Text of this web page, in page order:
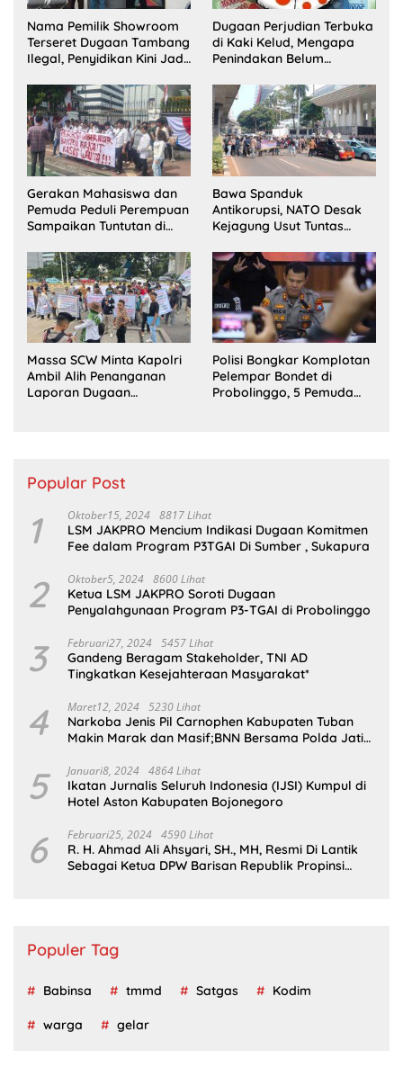
Nama Pemilik Showroom
Terseret Dugaan Tambang
Ilegal, Penyidikan Kini Jadi
Dugaan Perjudian Terbuka
di Kaki Kelud, Mengapa
Penindakan Belum
Gerakan Mahasiswa dan
Pemuda Peduli Perempuan
Sampaikan Tuntutan di
Bawa Spanduk
Antikorupsi, NATO Desak
Kejagung Usut Tuntas
Massa SCW Minta Kapolri
Ambil Alih Penanganan
Laporan Dugaan
Polisi Bongkar Komplotan
Pelempar Bondet di
Probolinggo, 5 Pemuda
Popular Post
1 Oktober15, 2024 8817 Lihat
LSM JAKPRO Mencium Indikasi Dugaan Komitmen
Fee dalam Program P3TGAI Di Sumber , Sukapura
2 Oktober5, 2024 8600 Lihat
Ketua LSM JAKPRO Soroti Dugaan
Penyalahgunaan Program P3-TGAI di Probolinggo
3 Februari27, 2024 5457 Lihat
Gandeng Beragam Stakeholder, TNI AD
Tingkatkan Kesejahteraan Masyarakat*
4 Maret12, 2024 5230 Lihat
Narkoba Jenis Pil Carnophen Kabupaten Tuban
Makin Marak dan Masif;BNN Bersama Polda Jatim
5 Januari8, 2024 4864 Lihat
Ikatan Jurnalis Seluruh Indonesia (IJSI) Kumpul di
Hotel Aston Kabupaten Bojonegoro
6 Februari25, 2024 4590 Lihat
R. H. Ahmad Ali Ahsyari, SH., MH, Resmi Di Lantik
Sebagai Ketua DPW Barisan Republik Propinsi
Populer Tag
Babinsa tmmd Satgas Kodim
warga gelar